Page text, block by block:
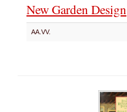
New Garden Design
AA.VV.